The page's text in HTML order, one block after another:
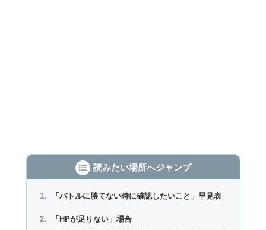
読みたい場所へジャンプ
「バトルに勝てない時に確認したいこと」早見表
「HPが足りない」場合